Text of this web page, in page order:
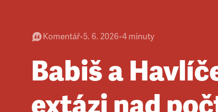
Komentář•5. 6. 2026•4 minuty
Babiš a
extázi nad